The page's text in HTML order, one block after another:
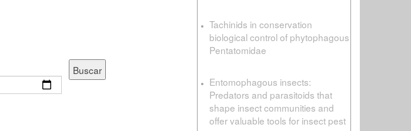
Tachinids in conservation
biological control of phytophagous
Pentatomidae
Entomophagous insects:
Predators and parasitoids that
shape insect communities and
offer valuable tools for insect pest